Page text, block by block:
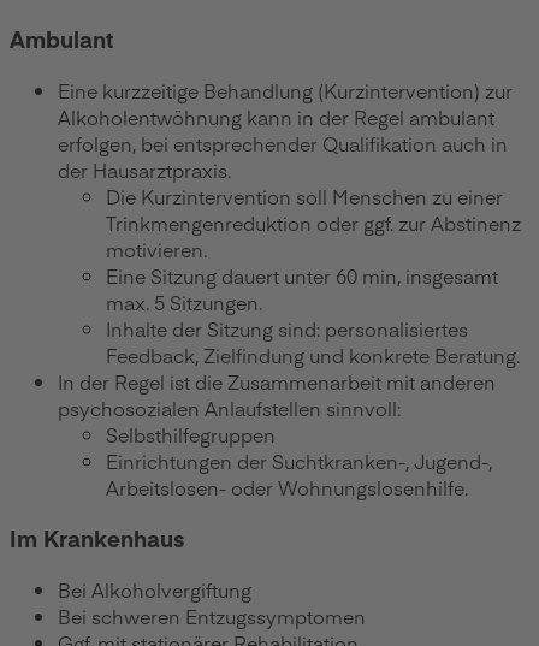
Ambulant
Eine kurzzeitige Behandlung (Kurzintervention) zur
Alkoholentwöhnung kann in der Regel ambulant
erfolgen, bei entsprechender Qualifikation auch in
der Hausarztpraxis.
Die Kurzintervention soll Menschen zu einer
Trinkmengenreduktion oder ggf. zur Abstinenz
motivieren.
Eine Sitzung dauert unter 60 min, insgesamt
max. 5 Sitzungen.
Inhalte der Sitzung sind: personalisiertes
Feedback, Zielfindung und konkrete Beratung.
In der Regel ist die Zusammenarbeit mit anderen
psychosozialen Anlaufstellen sinnvoll:
Selbsthilfegruppen
Einrichtungen der Suchtkranken-, Jugend-,
Arbeitslosen- oder Wohnungslosenhilfe.
Im Krankenhaus
Bei Alkoholvergiftung
Bei schweren Entzugssymptomen